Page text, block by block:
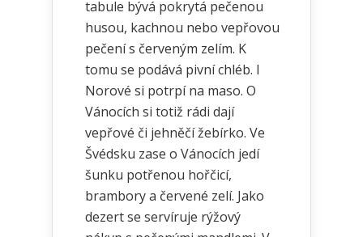
tabule bývá pokrytá pečenou
husou, kachnou nebo vepřovou
pečení s červeným zelím. K
tomu se podává pivní chléb. I
Norové si potrpí na maso. O
Vánocích si totiž rádi dají
vepřové či jehněčí žebírko. Ve
Švédsku zase o Vánocích jedí
šunku potřenou hořčicí,
brambory a červené zelí. Jako
dezert se servíruje rýžový